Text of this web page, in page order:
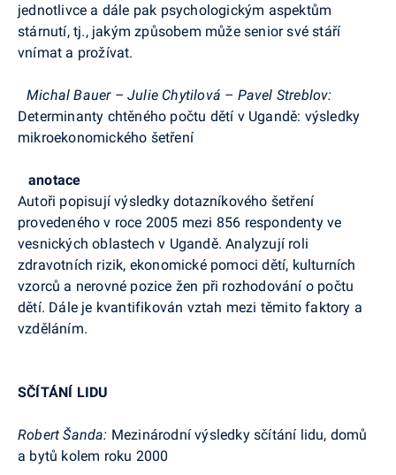
jednotlivce a dále pak psychologickým aspektům
stárnutí, tj., jakým způsobem může senior své stáří
vnímat a prožívat.
Michal Bauer – Julie Chytilová – Pavel Streblov:
Determinanty chtěného počtu dětí v Ugandě: výsledky
mikroekonomického šetření
anotace
Autoři popisují výsledky dotazníkového šetření
provedeného v roce 2005 mezi 856 respondenty ve
vesnických oblastech v Ugandě. Analyzují roli
zdravotních rizik, ekonomické pomoci dětí, kulturních
vzorců a nerovné pozice žen při rozhodování o počtu
dětí. Dále je kvantifikován vztah mezi těmito faktory a
vzděláním.
SČÍTÁNÍ LIDU
Robert Šanda: Mezinárodní výsledky sčítání lidu, domů
a bytů kolem roku 2000